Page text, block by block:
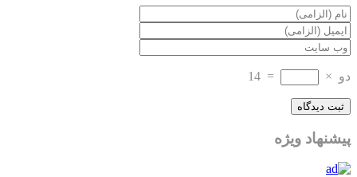
دو ×
=
14
پیشنهاد ویژه